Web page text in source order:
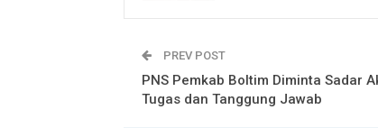
PREV POST
PNS Pemkab Boltim Diminta Sadar
Tugas dan Tanggung Jawab